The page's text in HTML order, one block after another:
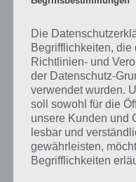
Die
Begrifflichkeiten,
Richtlinien- und
der Datenschutz-
verwendet wurden.
soll sowohl für die
unsere Kunden und
lesbar und
gewährleisten,
Begrifflichkeiten